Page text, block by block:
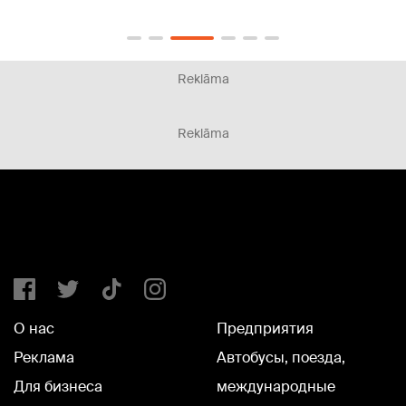
Reklāma
Reklāma
О нас
Реклама
Для бизнеса
Предприятия
Автобусы, поезда,
международные